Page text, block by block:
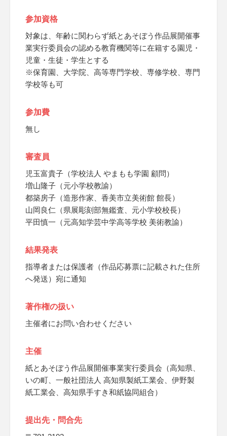
参加資格
対象は、年齢に関わらず紙とあそぼう作品展開催事
業実行委員会の認める教育機関等に在籍する園児・
児童・生徒・学生とする
※保育園、大学院、高等専門学校、専修学校、専門
学校等も可
参加費
無し
審査員
児玉富貴子（学校法人 やまもも学園 顧問）
増山隆子（元小学校教諭）
都築房子（造形作家、香美市立美術館 館長）
山岡良仁（県展彫刻部無鑑査、元小学校校長）
平田慎一（元高知学芸中学高等学校 美術教諭）
結果発表
指導者または保護者（作品応募票に記載された住所
へ発送）宛に通知
著作権の扱い
主催者にお問い合わせください
主催
紙とあそぼう作品展開催事業実行委員会（高知県、
いの町、一般社団法人 高知県製紙工業会、伊野製
紙工業会、高知県手すき和紙協同組合）
提出先・問合先